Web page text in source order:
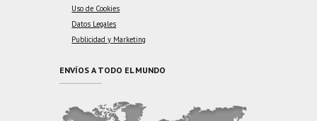
Uso de Cookies
Datos Legales
Publicidad y Marketing
ENVÍOS A TODO EL MUNDO